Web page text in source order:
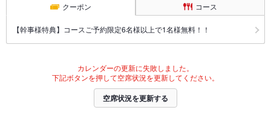
クーポン コース
【幹事様特典】コースご予約限定6名様以上で1名様無料！！
カレンダーの更新に失敗しました。
下記ボタンを押して空席状況を更新してください。
空席状況を更新する